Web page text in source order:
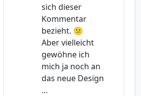
sich dieser
Kommentar
bezieht. 😕
Aber vielleicht
gewöhne ich
mich ja noch an
das neue Design
…